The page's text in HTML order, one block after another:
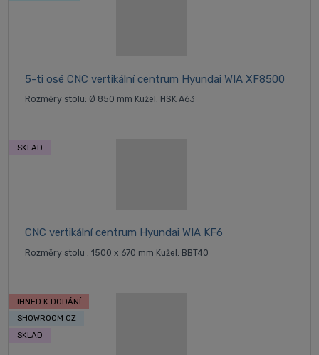
5-ti osé CNC vertikální centrum Hyundai WIA XF8500
Rozměry stolu: Ø 850 mm Kužel: HSK A63
CNC vertikální centrum Hyundai WIA KF6
Rozměry stolu : 1500 x 670 mm Kužel: BBT40
SKLAD
IHNED K DODÁNÍ
SHOWROOM CZ
SKLAD